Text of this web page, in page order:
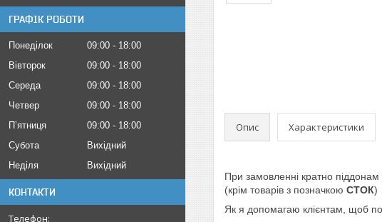
ГРАФІК РОБОТИ
Понеділок 09:00
18:00
Вівторок
09:00
18:00
Середа
09:00
18:00
Четвер
09:00
18:00
Пʼятниця
09:00
18:00
Субота
Вихідний
Неділя
Вихідний
КОНТАКТИ
Опис Характеристики
При замовленні кратно піддонам
(крім товарів з позначкою СТОК)
Як я допомагаю клієнтам, щоб